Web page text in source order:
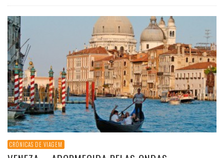
CRÓNICAS DE VIAGEM